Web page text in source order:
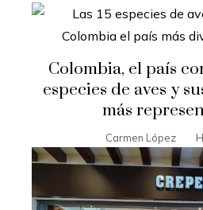
Colombia, el país
especies de aves y
más
Carmen López